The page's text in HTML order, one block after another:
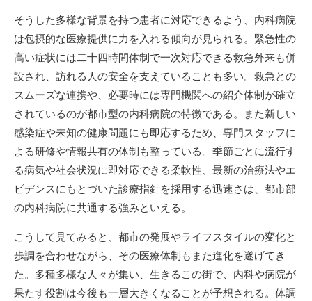
そうした多様な背景を持つ患者に対応できるよう、内科病院
は包摂的な医療提供に力を入れる傾向が見られる。緊急性の
高い症状には二十四時間体制で一次対応できる救急外来も併
設され、訪れる人の安全を支えていることも多い。救急との
スムーズな連携や、必要時には専門機関への紹介体制が確立
されているのが都市型の内科病院の特徴である。また新しい
感染症や未知の健康問題にも即応するため、専門スタッフに
よる研修や情報共有の体制も整っている。季節ごとに流行す
る病気や社会状況に即対応できる柔軟性、最新の治療法やエ
ビデンスにもとづいた診療指針を採用する迅速さは、都市部
の内科病院に共通する強みといえる。
こうして見てみると、都市の発展やライフスタイルの変化と
歩調を合わせながら、その医療体制もまた進化を遂げてき
た。多種多様な人々が集い、生きるこの街で、内科や病院が
果たす役割は今後も一層大きくなることが予想される。体調